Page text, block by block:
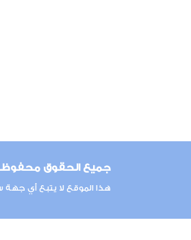
جميع الحقوق
هذا الموقع لا يتبع أي